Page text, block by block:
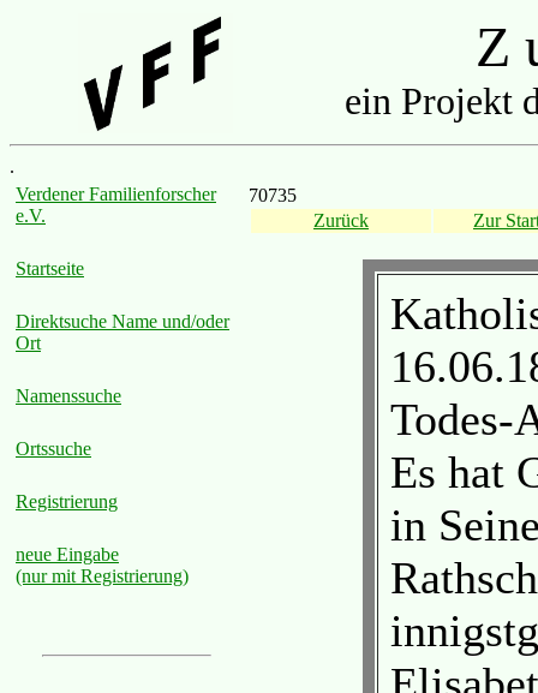
Z
ein Projekt
.
Verdener Familienforscher
e.V.
Startseite
Direktsuche Name und/oder
Ort
Namenssuche
Ortssuche
Registrierung
neue Eingabe
(nur mit Registrierung)
70735
Zurück
Zur
Todes-
Es hat
in